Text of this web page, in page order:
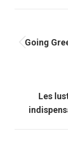
article
Going
Les